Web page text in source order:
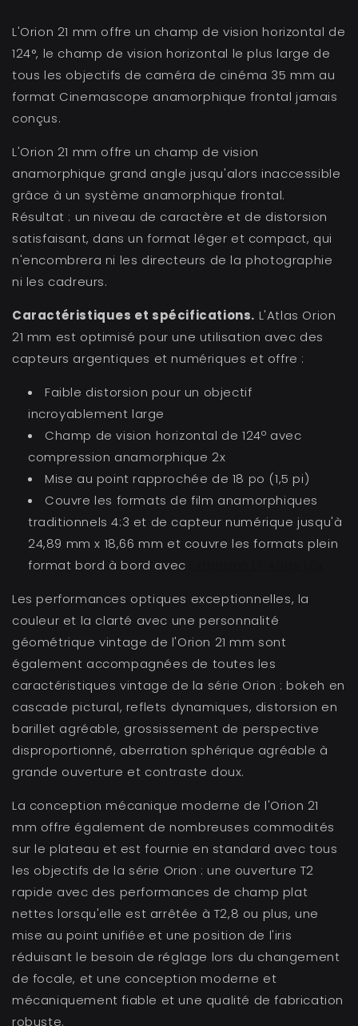
L'Orion 21 mm offre un champ de vision horizontal de
124°, le champ de vision horizontal le plus large de
tous les objectifs de caméra de cinéma 35 mm au
format Cinemascope anamorphique frontal jamais
conçus.
L'Orion 21 mm offre un champ de vision
anamorphique grand angle jusqu'alors inaccessible
grâce à un système anamorphique frontal.
Résultat : un niveau de caractère et de distorsion
satisfaisant, dans un format léger et compact, qui
n'encombrera ni les directeurs de la photographie
ni les cadreurs.
Caractéristiques et spécifications. L'Atlas Orion
21 mm est optimisé pour une utilisation avec des
capteurs argentiques et numériques et offre :
Faible distorsion pour un objectif
incroyablement large
Champ de vision horizontal de 124º avec
compression anamorphique 2x
Mise au point rapprochée de 18 po (1,5 pi)
Couvre les formats de film anamorphiques
traditionnels 4:3 et de capteur numérique jusqu'à
24,89 mm x 18,66 mm et couvre les formats plein
format bord à bord avec
Les performances optiques exceptionnelles, la
couleur et la clarté avec une personnalité
géométrique vintage de l'Orion 21 mm sont
également accompagnées de toutes les
caractéristiques vintage de la série Orion : bokeh en
cascade pictural, reflets dynamiques, distorsion en
barillet agréable, grossissement de perspective
disproportionné, aberration sphérique agréable à
grande ouverture et contraste doux.
La conception mécanique moderne de l'Orion 21
mm offre également de nombreuses commodités
sur le plateau et est fournie en standard avec tous
les objectifs de la série Orion : une ouverture T2
rapide avec des performances de champ plat
nettes lorsqu'elle est arrêtée à T2,8 ou plus, une
mise au point unifiée et une position de l'iris
réduisant le besoin de réglage lors du changement
de focale, et une conception moderne et
mécaniquement fiable et une qualité de fabrication
robuste.